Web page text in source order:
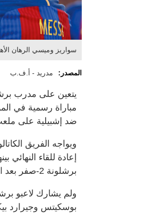
سواريز وميسي الرهان
المصدر: مدريد - أ.ف.ب
يتعين على مدرب
مباراة رسمية في
ضد إشبيلية على
ويواجه الفريق
إعادة للقاء
برشلونة 2-صفر بعد التمديد.
ولم يشارك لاعبو
بوسكيتس وجيرارد